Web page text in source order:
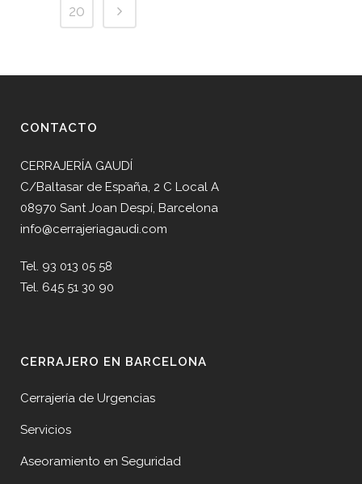
20
CONTACTO
CERRAJERÍA GAUDÍ
C/Baltasar de España, 2 C Local A
08970 Sant Joan Despí, Barcelona
info@cerrajeriagaudi.com
Tel. 93 013 05 58
Tel. 645 51 30 90
CERRAJERO EN BARCELONA
Cerrajería de Urgencias
Servicios
Aseoramiento en Seguridad